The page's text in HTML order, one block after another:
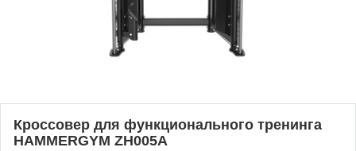
Кроссовер для функционального тренинга
HAMMERGYM ZH005A